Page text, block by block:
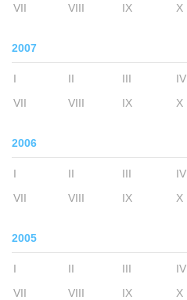
VII
VIII IX X
2007
I II III IV
VII
VIII IX X
2006
I II III IV
VII
VIII IX X
2005
I II III IV
VII
VIII IX X